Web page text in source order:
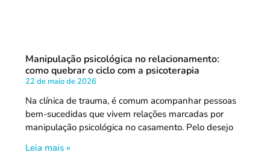
Manipulação psicológica no relacionamento:
como quebrar o ciclo com a psicoterapia
22 de maio de 2026
Na clínica de trauma, é comum acompanhar pessoas
bem-sucedidas que vivem relações marcadas por
manipulação psicológica no casamento. Pelo desejo
Leia mais »